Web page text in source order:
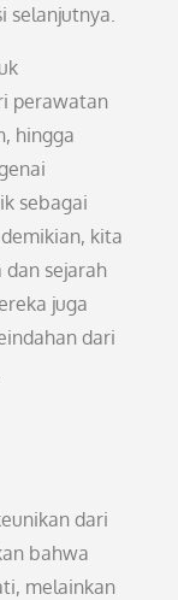
selanjutnya.
perawatan
hingga
sebagai
kita
sejarah
juga
dari
dari
bahwa
melainkan